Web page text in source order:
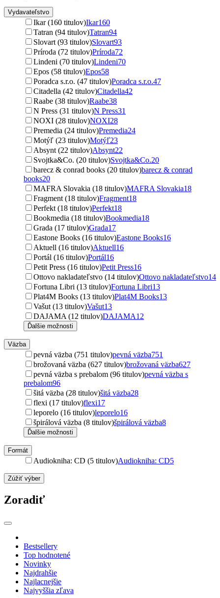
Vydavateľstvo
Ikar (160 titulov)Ikar160
Tatran (94 titulov)Tatran94
Slovart (93 titulov)Slovart93
Príroda (72 titulov)Príroda72
Lindeni (70 titulov)Lindeni70
Epos (58 titulov)Epos58
Poradca s.r.o. (47 titulov)Poradca s.r.o.47
Citadella (42 titulov)Citadella42
Raabe (38 titulov)Raabe38
N Press (31 titulov)N Press31
NOXI (28 titulov)NOXI28
Premedia (24 titulov)Premedia24
Motýľ (23 titulov)Motýľ23
Absynt (22 titulov)Absynt22
Svojtka&Co. (20 titulov)Svojtka&Co.20
barecz & conrad books (20 titulov)barecz & conrad
books20
MAFRA Slovakia (18 titulov)MAFRA Slovakia18
Fragment (18 titulov)Fragment18
Perfekt (18 titulov)Perfekt18
Bookmedia (18 titulov)Bookmedia18
Grada (17 titulov)Grada17
Eastone Books (16 titulov)Eastone Books16
Aktuell (16 titulov)Aktuell16
Portál (16 titulov)Portál16
Petit Press (16 titulov)Petit Press16
Ottovo nakladateľstvo (14 titulov)Ottovo nakladateľstvo14
Fortuna Libri (13 titulov)Fortuna Libri13
Plat4M Books (13 titulov)Plat4M Books13
Vašut (13 titulov)Vašut13
DAJAMA (12 titulov)DAJAMA12
Ďalšie možnosti
Väzba
pevná väzba (751 titulov)pevná väzba751
brožovaná väzba (627 titulov)brožovaná väzba627
pevná väzba s prebalom (96 titulov)pevná väzba s
prebalom96
šitá väzba (28 titulov)šitá väzba28
flexi (17 titulov)flexi17
leporelo (16 titulov)leporelo16
špirálová väzba (8 titulov)špirálová väzba8
Ďalšie možnosti
Formát
Audiokniha: CD (5 titulov)Audiokniha: CD5
Zúžiť výber
Zoradiť
Bestsellery
Top hodnotené
Novinky
Najdrahšie
Najlacnejšie
Najvyššia zľava